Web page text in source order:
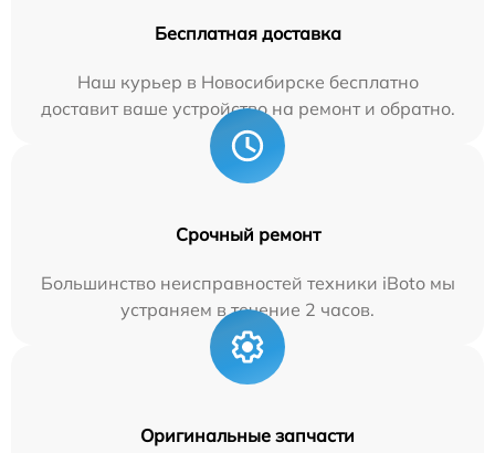
Бесплатная доставка
Наш курьер в Новосибирске бесплатно
доставит ваше устройство на ремонт и обратно.
Срочный ремонт
Большинство неисправностей техники iBoto мы
устраняем в течение 2 часов.
Оригинальные запчасти